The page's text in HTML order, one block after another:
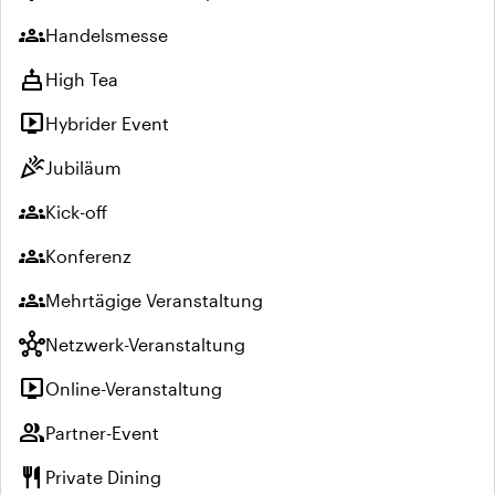
groupsHandelsmesse
cake High Tea
live_tvHybrider Event
celebrationJubiläum
groupsKick-off
groupsKonferenz
groupsMehrtägige Veranstaltung
hubNetzwerk-Veranstaltung
live_tvOnline-Veranstaltung
groupPartner-Event
restaurant Private Dining